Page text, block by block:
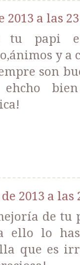
2013 a las
tu papi
y a
son
ehcho
2013 a las
de
ello lo
que es